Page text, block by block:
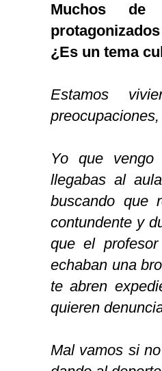
Muchos de
¿Es un tema
Estamos
Yo que
llegabas al
buscando que
contundente y
que el
echaban una
te abren
quieren
Mal vamos si